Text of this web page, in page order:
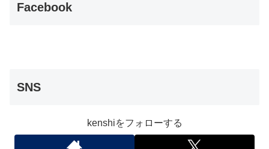
Facebook
SNS
kenshiをフォローする